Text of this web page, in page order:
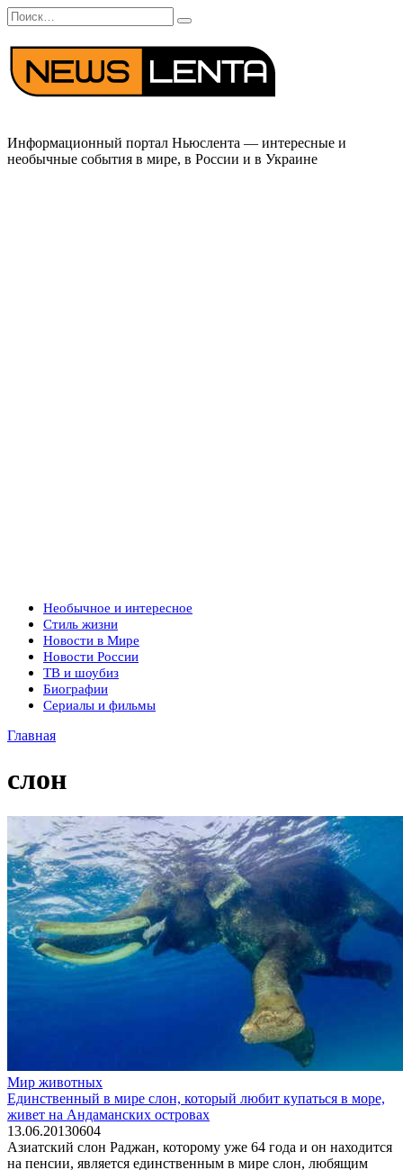
Перейти
к
содержанию
Search
for:
Информационный портал Ньюслента — интересные и
необычные события в мире, в России и в Украине
Необычное и интересное
Стиль жизни
Новости в Мире
Новости России
ТВ и шоубиз
Биографии
Сериалы и фильмы
Главная
слон
Мир животных
Единственный в мире слон, который любит купаться в море,
живет на Андаманских островах
13.06.20130604
Азиатский слон Раджан, которому уже 64 года и он находится
на пенсии, является единственным в мире слон, любящим